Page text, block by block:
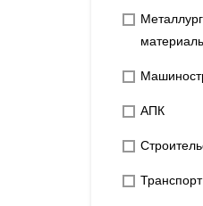
АПК
Транспорт